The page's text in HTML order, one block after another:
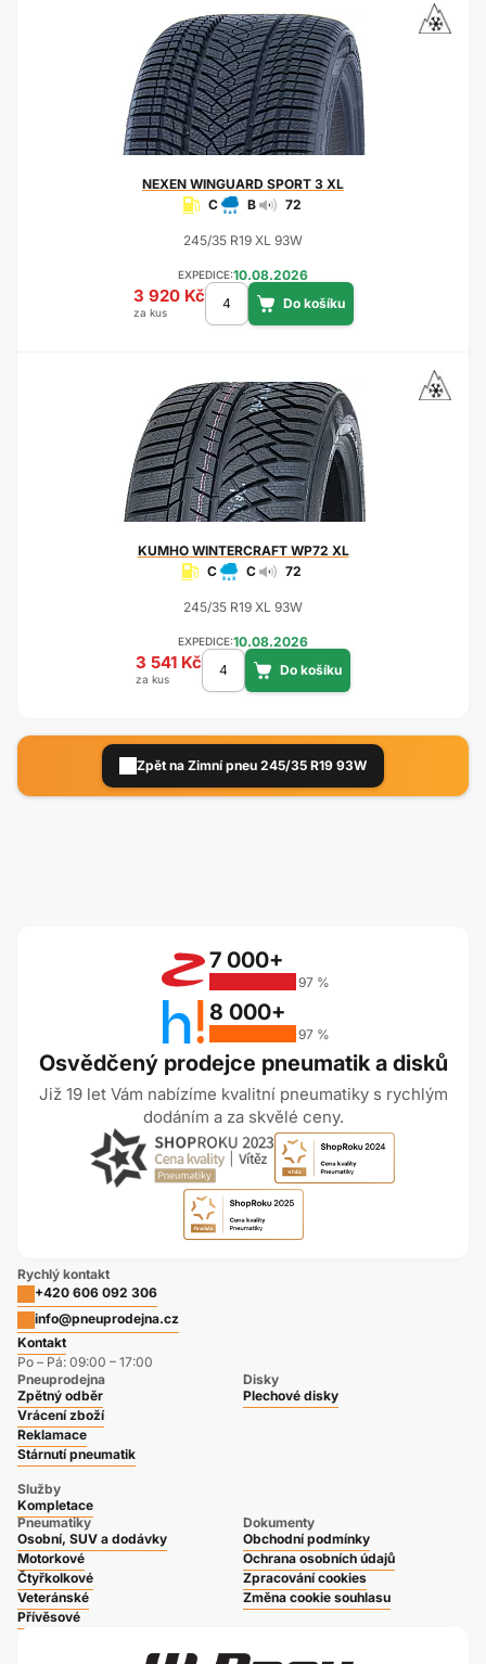
NEXEN WINGUARD SPORT 3 XL
C
B 72
245/35 R19 XL 93W
EXPEDICE:10.08.2026
3 920 Kč
za kus
KUMHOWINTERCRAFT WP72 XL
C
C 72
245/35 R19 XL 93W
EXPEDICE:10.08.2026
3 541 Kč
za kus
Zpět na Zimní pneu 245/35 R19 93W
Osvědčený prodejce pneumatik a disků
Již 19 let Vám nabízíme kvalitní pneumatiky s rychlým
dodáním a za skvělé ceny.
7 000+
97 %
8 000+
97 %
Rychlý kontakt
+420 606 092 306
info@pneuprodejna.cz
Kontakt
Po – Pá: 09:00 – 17:00
Pneuprodejna
Zpětný odběr
Vrácení zboží
Reklamace
Stárnutí pneumatik
Služby
Kompletace
Disky
Plechové disky
Pneumatiky
Osobní, SUV a dodávky
Motorkové
Čtyřkolkové
Veteránské
Přívěsové
Dokumenty
Obchodní podmínky
Ochrana osobních údajů
Zpracování cookies
Změna cookie souhlasu